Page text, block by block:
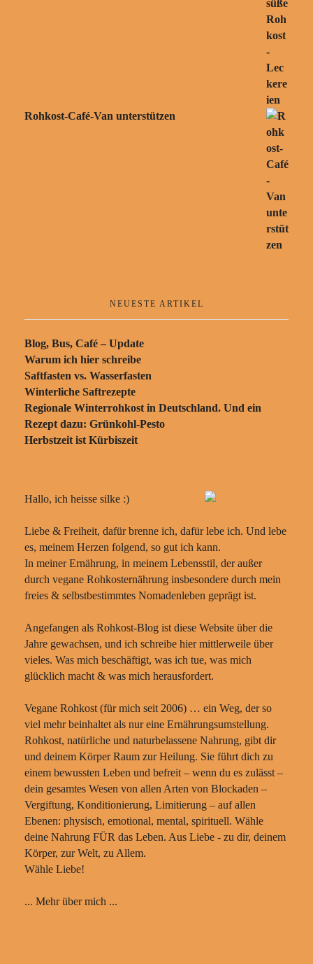
Rohkost-Café-Van unterstützen
NEUESTE ARTIKEL
Blog, Bus, Café – Update
Warum ich hier schreibe
Saftfasten vs. Wasserfasten
Winterliche Saftrezepte
Regionale Winterrohkost in Deutschland. Und ein
Rezept dazu: Grünkohl-Pesto
Herbstzeit ist Kürbiszeit
Hallo, ich heisse silke :)
Liebe & Freiheit, dafür brenne ich, dafür lebe ich. Und lebe
es, meinem Herzen folgend, so gut ich kann.
In meiner Ernährung, in meinem Lebensstil, der außer
durch vegane Rohkosternährung insbesondere durch mein
freies & selbstbestimmtes Nomadenleben geprägt ist.
Angefangen als Rohkost-Blog ist diese Website über die
Jahre gewachsen, und ich schreibe hier mittlerweile über
vieles. Was mich beschäftigt, was ich tue, was mich
glücklich macht & was mich herausfordert.
Vegane Rohkost (für mich seit 2006) … ein Weg, der so
viel mehr beinhaltet als nur eine Ernährungsumstellung.
Rohkost, natürliche und naturbelassene Nahrung, gibt dir
und deinem Körper Raum zur Heilung. Sie führt dich zu
einem bewussten Leben und befreit – wenn du es zulässt –
dein gesamtes Wesen von allen Arten von Blockaden –
Vergiftung, Konditionierung, Limitierung – auf allen
Ebenen: physisch, emotional, mental, spirituell. Wähle
deine Nahrung FÜR das Leben. Aus Liebe - zu dir, deinem
Körper, zur Welt, zu Allem.
Wähle Liebe!
... Mehr über mich ...